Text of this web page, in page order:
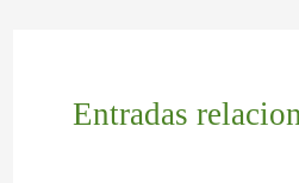
Entradas